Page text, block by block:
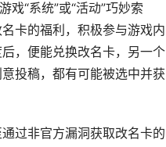
“系统”或“活动”巧妙索
卡的福利，积极参与游戏内
，便能兑换改名卡，另一个
投稿，都有可能被选中并获
过非官方漏洞获取改名卡的